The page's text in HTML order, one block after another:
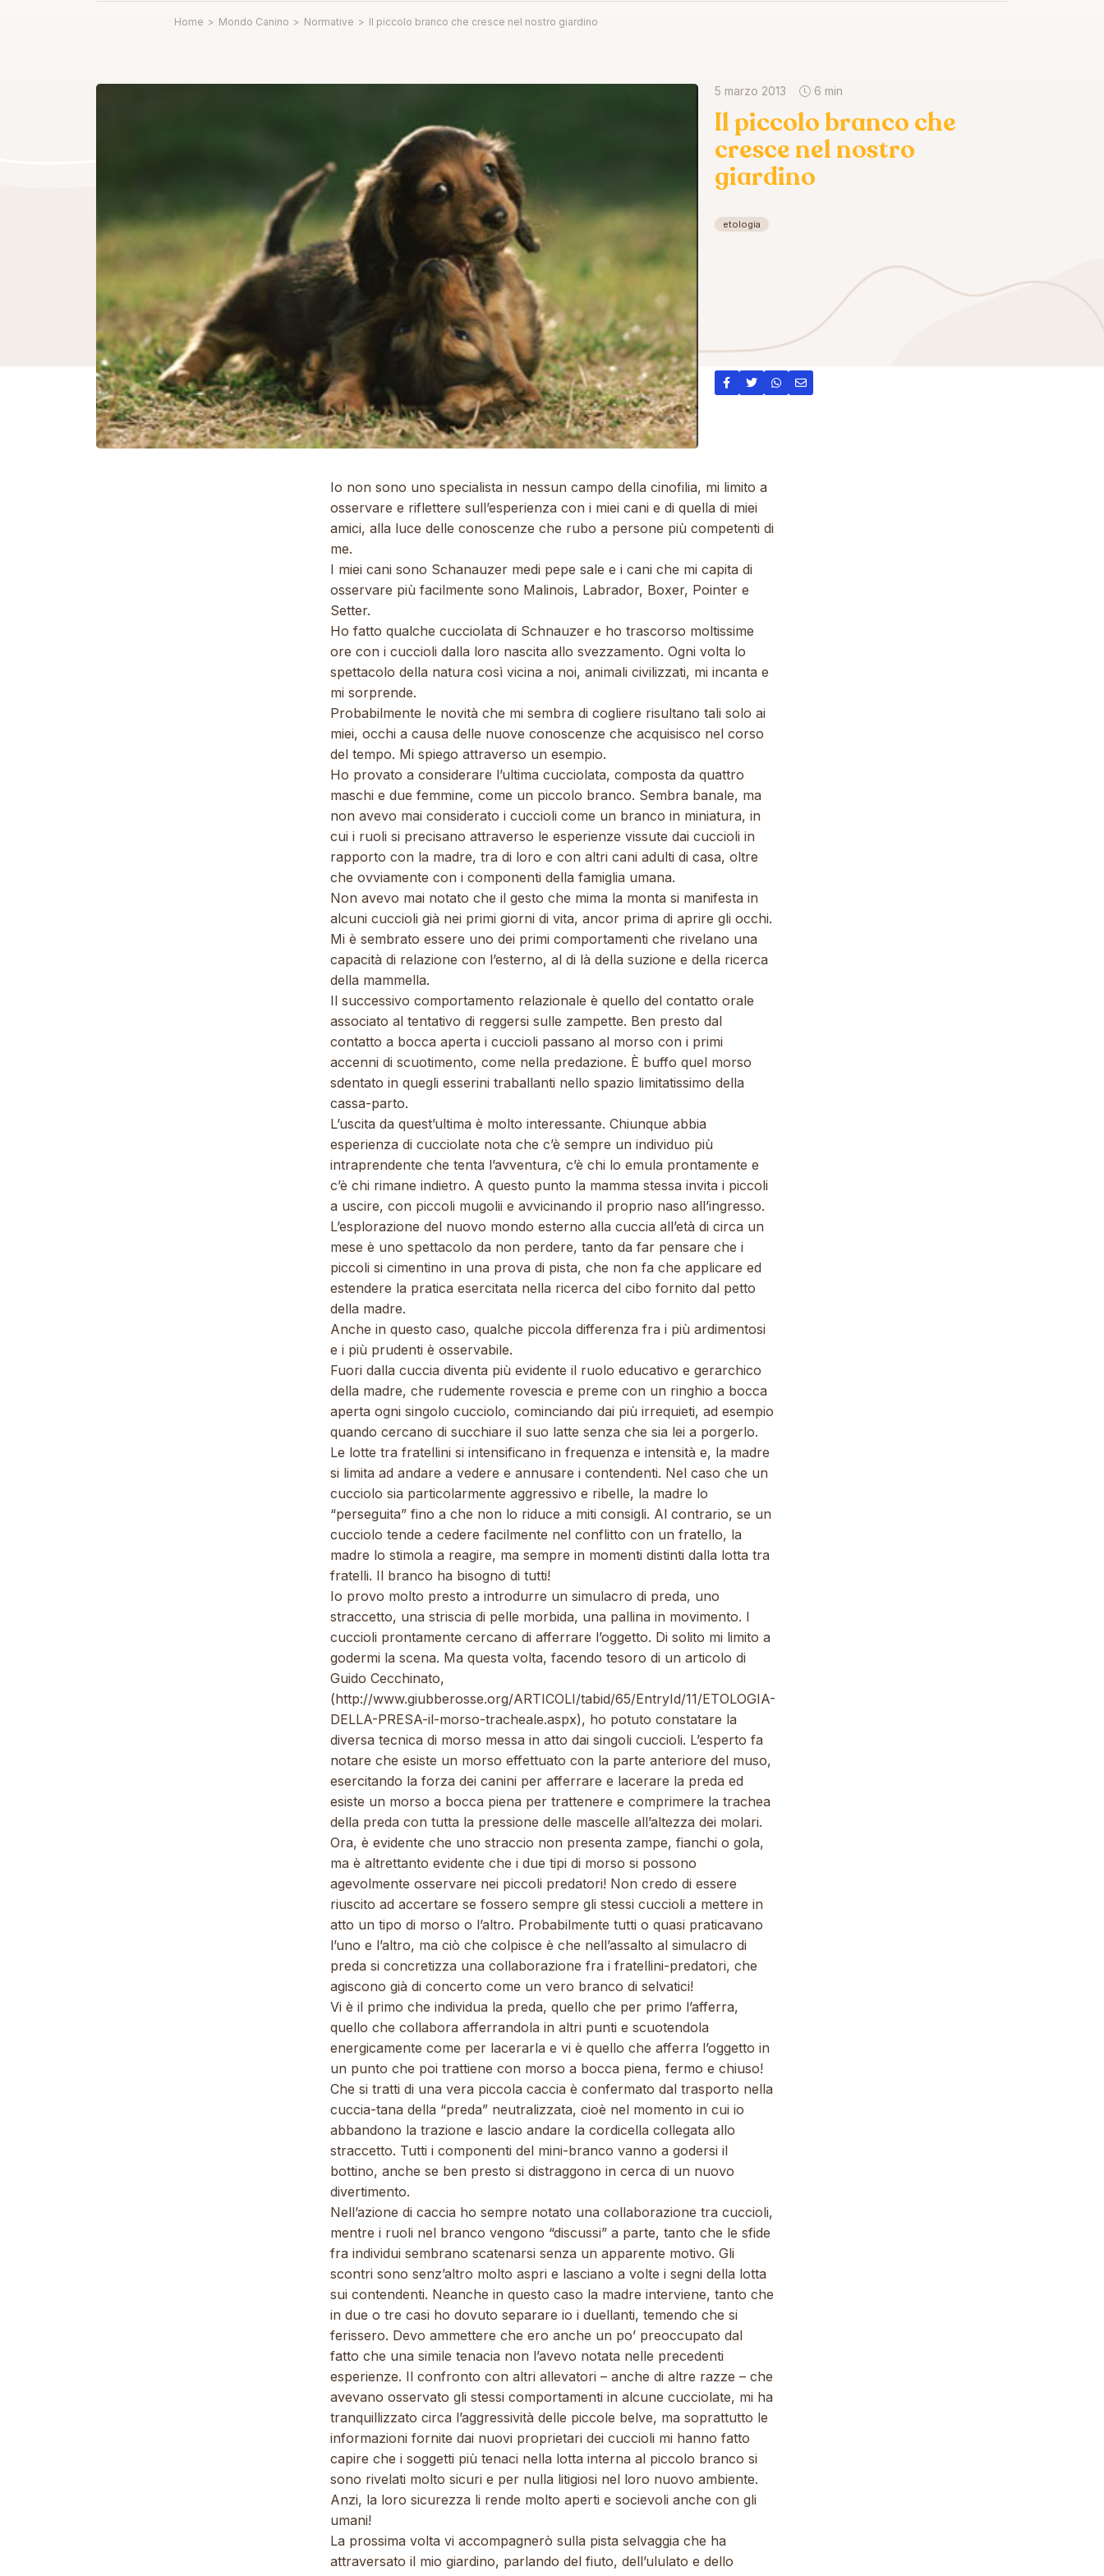
Home > Mondo Canino > Normative > Il piccolo branco che cresce nel nostro giardino
5 marzo 2013 6 min
Il piccolo branco che
cresce nel nostro
giardino
etologia
Io non sono uno specialista in nessun campo della cinofilia, mi limito a
osservare e riflettere sull’esperienza con i miei cani e di quella di miei
amici, alla luce delle conoscenze che rubo a persone più competenti di
me.
I miei cani sono Schanauzer medi pepe sale e i cani che mi capita di
osservare più facilmente sono Malinois, Labrador, Boxer, Pointer e
Setter.
Ho fatto qualche cucciolata di Schnauzer e ho trascorso moltissime
ore con i cuccioli dalla loro nascita allo svezzamento. Ogni volta lo
spettacolo della natura così vicina a noi, animali civilizzati, mi incanta e
mi sorprende.
Probabilmente le novità che mi sembra di cogliere risultano tali solo ai
miei, occhi a causa delle nuove conoscenze che acquisisco nel corso
del tempo. Mi spiego attraverso un esempio.
Ho provato a considerare l’ultima cucciolata, composta da quattro
maschi e due femmine, come un piccolo branco. Sembra banale, ma
non avevo mai considerato i cuccioli come un branco in miniatura, in
cui i ruoli si precisano attraverso le esperienze vissute dai cuccioli in
rapporto con la madre, tra di loro e con altri cani adulti di casa, oltre
che ovviamente con i componenti della famiglia umana.
Non avevo mai notato che il gesto che mima la monta si manifesta in
alcuni cuccioli già nei primi giorni di vita, ancor prima di aprire gli occhi.
Mi è sembrato essere uno dei primi comportamenti che rivelano una
capacità di relazione con l’esterno, al di là della suzione e della ricerca
della mammella.
Il successivo comportamento relazionale è quello del contatto orale
associato al tentativo di reggersi sulle zampette. Ben presto dal
contatto a bocca aperta i cuccioli passano al morso con i primi
accenni di scuotimento, come nella predazione. È buffo quel morso
sdentato in quegli esserini traballanti nello spazio limitatissimo della
cassa-parto.
L’uscita da quest’ultima è molto interessante. Chiunque abbia
esperienza di cucciolate nota che c’è sempre un individuo più
intraprendente che tenta l’avventura, c’è chi lo emula prontamente e
c’è chi rimane indietro. A questo punto la mamma stessa invita i piccoli
a uscire, con piccoli mugolii e avvicinando il proprio naso all’ingresso.
L’esplorazione del nuovo mondo esterno alla cuccia all’età di circa un
mese è uno spettacolo da non perdere, tanto da far pensare che i
piccoli si cimentino in una prova di pista, che non fa che applicare ed
estendere la pratica esercitata nella ricerca del cibo fornito dal petto
della madre.
Anche in questo caso, qualche piccola differenza fra i più ardimentosi
e i più prudenti è osservabile.
Fuori dalla cuccia diventa più evidente il ruolo educativo e gerarchico
della madre, che rudemente rovescia e preme con un ringhio a bocca
aperta ogni singolo cucciolo, cominciando dai più irrequieti, ad esempio
quando cercano di succhiare il suo latte senza che sia lei a porgerlo.
Le lotte tra fratellini si intensificano in frequenza e intensità e, la madre
si limita ad andare a vedere e annusare i contendenti. Nel caso che un
cucciolo sia particolarmente aggressivo e ribelle, la madre lo
“perseguita” fino a che non lo riduce a miti consigli. Al contrario, se un
cucciolo tende a cedere facilmente nel conflitto con un fratello, la
madre lo stimola a reagire, ma sempre in momenti distinti dalla lotta tra
fratelli. Il branco ha bisogno di tutti!
Io provo molto presto a introdurre un simulacro di preda, uno
straccetto, una striscia di pelle morbida, una pallina in movimento. I
cuccioli prontamente cercano di afferrare l’oggetto. Di solito mi limito a
godermi la scena. Ma questa volta, facendo tesoro di un articolo di
Guido Cecchinato,
(http://www.giubberosse.org/ARTICOLI/tabid/65/EntryId/11/ETOLOGIA-
DELLA-PRESA-il-morso-tracheale.aspx), ho potuto constatare la
diversa tecnica di morso messa in atto dai singoli cuccioli. L’esperto fa
notare che esiste un morso effettuato con la parte anteriore del muso,
esercitando la forza dei canini per afferrare e lacerare la preda ed
esiste un morso a bocca piena per trattenere e comprimere la trachea
della preda con tutta la pressione delle mascelle all’altezza dei molari.
Ora, è evidente che uno straccio non presenta zampe, fianchi o gola,
ma è altrettanto evidente che i due tipi di morso si possono
agevolmente osservare nei piccoli predatori! Non credo di essere
riuscito ad accertare se fossero sempre gli stessi cuccioli a mettere in
atto un tipo di morso o l’altro. Probabilmente tutti o quasi praticavano
l’uno e l’altro, ma ciò che colpisce è che nell’assalto al simulacro di
preda si concretizza una collaborazione fra i fratellini-predatori, che
agiscono già di concerto come un vero branco di selvatici!
Vi è il primo che individua la preda, quello che per primo l’afferra,
quello che collabora afferrandola in altri punti e scuotendola
energicamente come per lacerarla e vi è quello che afferra l’oggetto in
un punto che poi trattiene con morso a bocca piena, fermo e chiuso!
Che si tratti di una vera piccola caccia è confermato dal trasporto nella
cuccia-tana della “preda” neutralizzata, cioè nel momento in cui io
abbandono la trazione e lascio andare la cordicella collegata allo
straccetto. Tutti i componenti del mini-branco vanno a godersi il
bottino, anche se ben presto si distraggono in cerca di un nuovo
divertimento.
Nell’azione di caccia ho sempre notato una collaborazione tra cuccioli,
mentre i ruoli nel branco vengono “discussi” a parte, tanto che le sfide
fra individui sembrano scatenarsi senza un apparente motivo. Gli
scontri sono senz’altro molto aspri e lasciano a volte i segni della lotta
sui contendenti. Neanche in questo caso la madre interviene, tanto che
in due o tre casi ho dovuto separare io i duellanti, temendo che si
ferissero. Devo ammettere che ero anche un po’ preoccupato dal
fatto che una simile tenacia non l’avevo notata nelle precedenti
esperienze. Il confronto con altri allevatori – anche di altre razze – che
avevano osservato gli stessi comportamenti in alcune cucciolate, mi ha
tranquillizzato circa l’aggressività delle piccole belve, ma soprattutto le
informazioni fornite dai nuovi proprietari dei cuccioli mi hanno fatto
capire che i soggetti più tenaci nella lotta interna al piccolo branco si
sono rivelati molto sicuri e per nulla litigiosi nel loro nuovo ambiente.
Anzi, la loro sicurezza li rende molto aperti e socievoli anche con gli
umani!
La prossima volta vi accompagnerò sulla pista selvaggia che ha
attraversato il mio giardino, parlando del fiuto, dell’ululato e dello